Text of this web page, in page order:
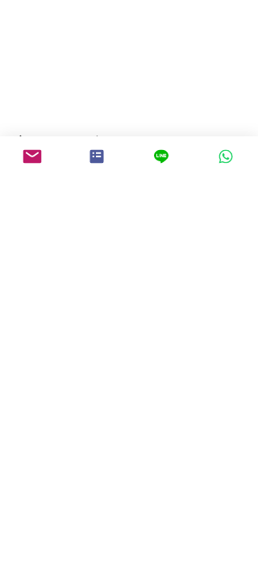
Volver a la búsqueda de propiedades